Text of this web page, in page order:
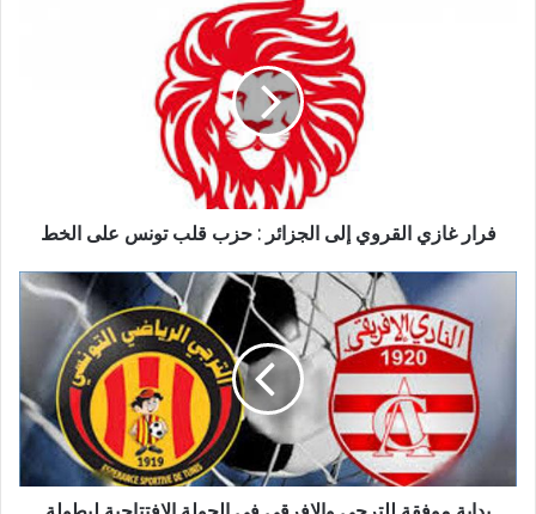
فرار غازي القروي إلى الجزائر : حزب قلب تونس على الخط